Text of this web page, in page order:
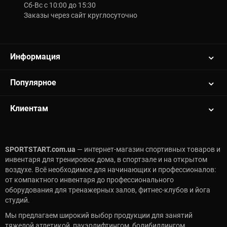
Сб-Вс с 10:00 до 15:30
Заказы через сайт круглосуточно
Информация
Популярное
Клиентам
SPORTSTART.com.ua — интернет-магазин спортивных товаров и
инвентаря для тренировок дома, в спортзале и на открытом
воздухе. Всё необходимое для начинающих и профессионалов:
от компактного инвентаря до профессионального
оборудования для тренажерных залов, фитнес-клубов и йога
студий.
Мы предлагаем широкий выбор продукции для занятий